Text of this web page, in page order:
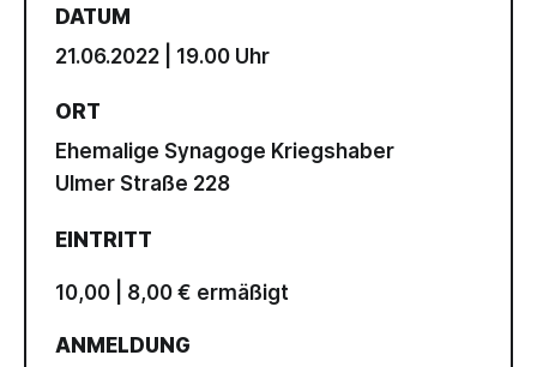
DATUM
21.06.2022 | 19.00 Uhr
ORT
Ehemalige Synagoge Kriegshaber
Ulmer Straße 228
EINTRITT
10,00 | 8,00 € ermäßigt
ANMELDUNG